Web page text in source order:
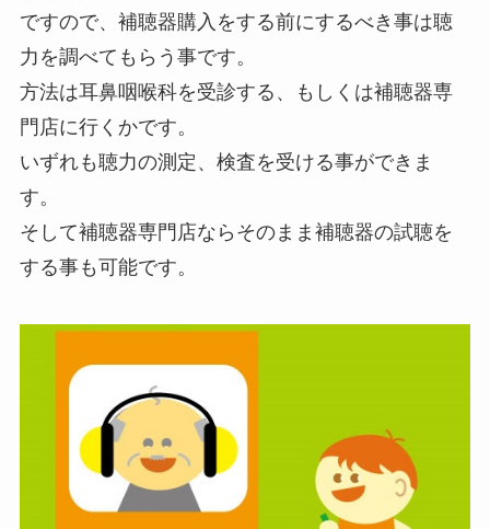
ですので、補聴器購入をする前にするべき事は聴
力を調べてもらう事です。
方法は耳鼻咽喉科を受診する、もしくは補聴器専
門店に行くかです。
いずれも聴力の測定、検査を受ける事ができま
す。
そして補聴器専門店ならそのまま補聴器の試聴を
する事も可能です。